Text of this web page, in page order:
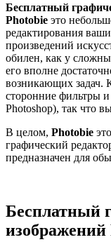
Бесплатный
Photobie это
редактирования
произведений
обилен, как у
его вполне
возникающих задач.
сторонние фильтры
Photoshop), так что
В целом, Photobie
графический
предназначен для
Бесплатный